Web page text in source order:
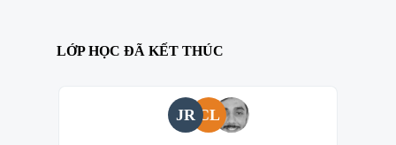
LỚP HỌC ĐÃ KẾT THÚC
JR CL